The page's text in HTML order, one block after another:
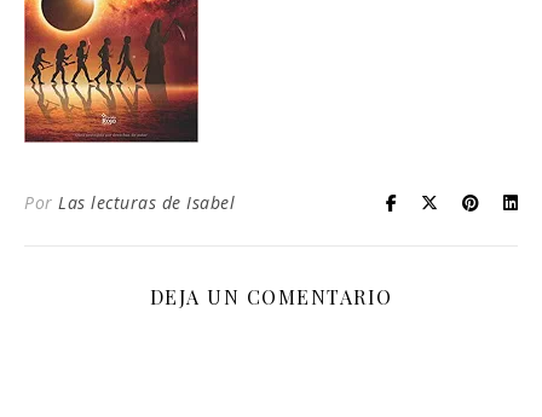
Por Las lecturas de Isabel
DEJA UN COMENTARIO